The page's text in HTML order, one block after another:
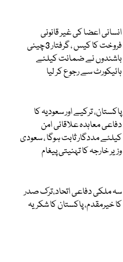
انسانی اعضا کی غیر قانونی
فروخت کا کیس ، گرفتار 3چینی
باشندوں نے ضمانت کیلئے
ہائیکورٹ سے رجوع کر لیا
پاکستان، ترکیے اور سعودیہ کا
دفاعی معاہدہ علاقائی امن
کیلئے مددگار ثابت ہوگا ، سعودی
وزیر خارجہ کا تہنیتی پیغام
سہ ملکی دفاعی اتحاد،ترک صدر
کا خیرمقدم، پاکستان کا شکریہ